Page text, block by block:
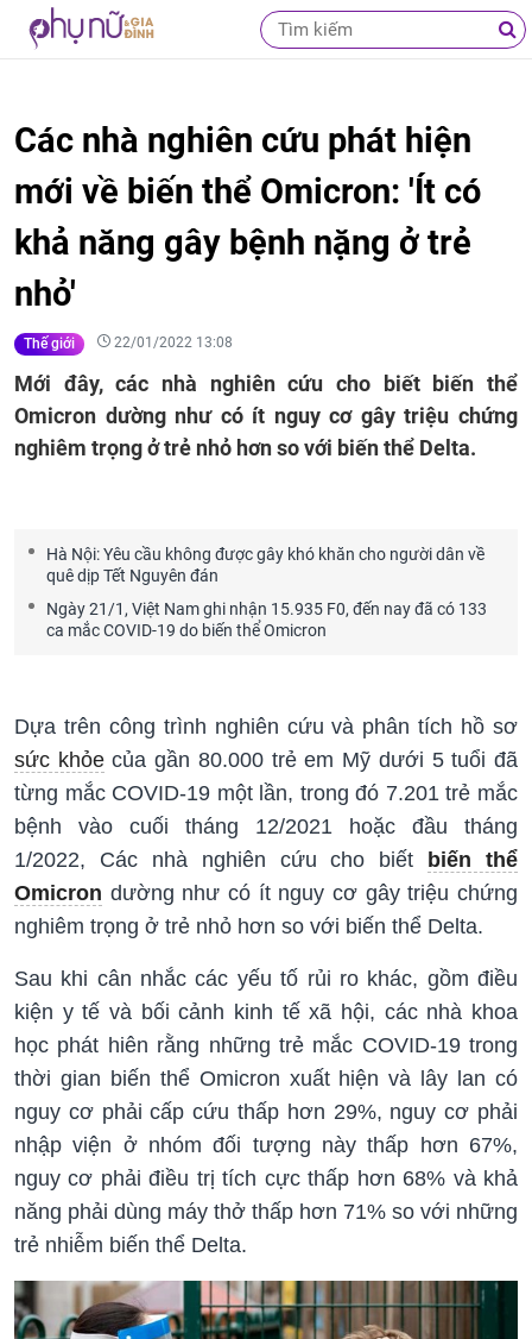
Các nhà nghiên cứu phát hiện
mới về biến thể Omicron: 'Ít có
khả năng gây bệnh nặng ở trẻ
nhỏ'
Thế giới 22/01/2022 13:08
Mới đây, các nhà nghiên cứu cho biết biến thể
Omicron dường như có ít nguy cơ gây triệu chứng
nghiêm trọng ở trẻ nhỏ hơn so với biến thể Delta.
Hà Nội: Yêu cầu không được gây khó khăn cho người dân về
quê dịp Tết Nguyên đán
Ngày 21/1, Việt Nam ghi nhận 15.935 F0, đến nay đã có 133
ca mắc COVID-19 do biến thể Omicron
Dựa trên công trình nghiên cứu và phân tích hồ sơ
sức khỏecủa gần 80.000 trẻ em Mỹ dưới 5 tuổi đã
từng mắc COVID-19 một lần, trong đó 7.201 trẻ mắc
bệnh vào cuối tháng 12/2021 hoặc đầu tháng
1/2022, Các nhà nghiên cứu cho biết
biến thể
Omicron dường như có ít nguy cơ gây triệu chứng
nghiêm trọng ở trẻ nhỏ hơn so với biến thể Delta.
Sau khi cân nhắc các yếu tố rủi ro khác, gồm điều
kiện y tế và bối cảnh kinh tế xã hội, các nhà khoa
học phát hiên rằng những trẻ mắc COVID-19 trong
thời gian biến thể Omicron xuất hiện và lây lan có
nguy cơ phải cấp cứu thấp hơn 29%, nguy cơ phải
nhập viện ở nhóm đối tượng này thấp hơn 67%,
nguy cơ phải điều trị tích cực thấp hơn 68% và khả
năng phải dùng máy thở thấp hơn 71% so với những
trẻ nhiễm biến thể Delta.